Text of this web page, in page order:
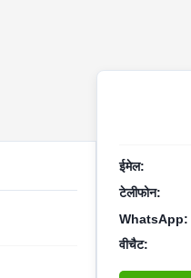
ईमेल:
टेलीफोन:
WhatsApp:
वीचैट: